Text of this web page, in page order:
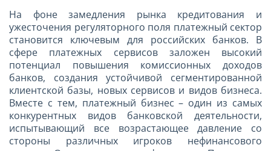
На фоне замедления рынка кредитования и
ужесточения регуляторного поля платежный сектор
становится ключевым для российских банков. В
сфере платежных сервисов заложен высокий
потенциал повышения комиссионных доходов
банков, создания устойчивой сегментированной
клиентской базы, новых сервисов и видов бизнеса.
Вместе с тем, платежный бизнес – один из самых
конкурентных видов банковской деятельности,
испытывающий все возрастающее давление со
стороны различных игроков нефинансового